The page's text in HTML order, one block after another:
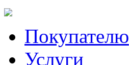
Покупателю
Услуги